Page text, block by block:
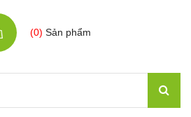
(0) Sản phẩm